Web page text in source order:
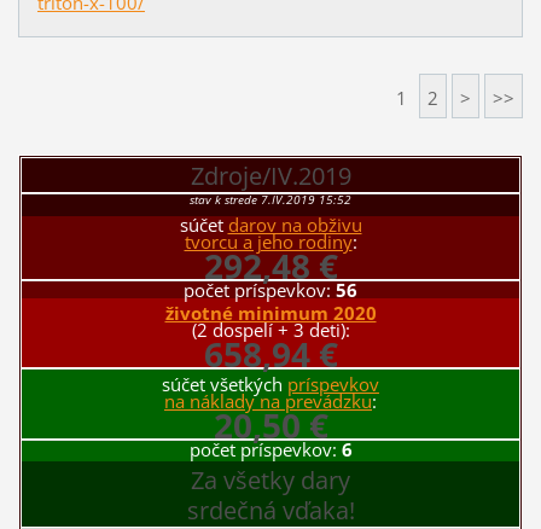
1 2 > >>
Zdroje/IV.2019
stav k strede 7.IV.2019 15:52
súčet darov na obživu
tvorcu a jeho rodiny:
292,48 €
počet príspevkov: 56
životné minimum 2020
(2 dospelí + 3 deti):
658,94 €
súčet všetkých príspevkov
na náklady na prevádzku:
20,50 €
počet príspevkov: 6
Za všetky dary
srdečná vďaka!